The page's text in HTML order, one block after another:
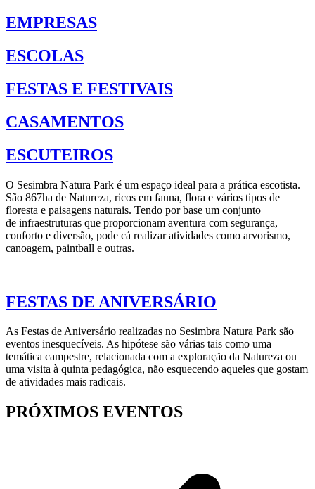
EMPRESAS
ESCOLAS
FESTAS E FESTIVAIS
CASAMENTOS
ESCUTEIROS
O Sesimbra Natura Park é um espaço ideal para a prática escotista.
São 867ha de Natureza, ricos em fauna, flora e vários tipos de
floresta e paisagens naturais. Tendo por base um conjunto
de infraestruturas que proporcionam aventura com segurança,
conforto e diversão, pode cá realizar atividades como arvorismo,
canoagem, paintball e outras.
FESTAS DE ANIVERSÁRIO
As Festas de Aniversário realizadas no Sesimbra Natura Park são
eventos inesquecíveis. As hipótese são várias tais como uma
temática campestre, relacionada com a exploração da Natureza ou
uma visita à quinta pedagógica, não esquecendo aqueles que gostam
de atividades mais radicais.
PRÓXIMOS EVENTOS